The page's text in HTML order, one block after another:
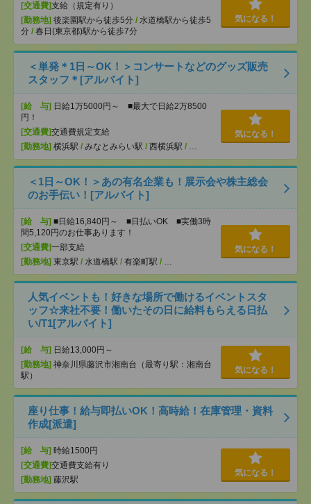
[交通費]支給（規定有り）
[勤務地] 後楽園駅から徒歩5分 / 水道橋駅から徒歩5
分 / 春日(東京都)駅から徒歩7分
気になる！
＜単発＊1日～OK！＞コンサートなどのグッズ販売
スタッフ＊[アルバイト]
[給 与] 日給1万5000円～ ■最大で日給2万8500
円！
[交通費]交通費規定支給
[勤務地] 横浜駅 / みなとみらい駅 / 西横浜駅 / …
気になる！
＜1日～OK！＞あの有名企業も！展示会や株主総会
のお手伝い！[アルバイト]
[給 与] ■日給16,840円～ ■日払いOK ■実働3時
間5,120円のお仕事あります！
[交通費]一部支給
[勤務地] 東京駅 / 水道橋駅 / 有楽町駅 / …
気になる！
人気イベントも！好きな場所で働けるイベントスタ
ッフ☆来社不要！働いたその日に給料もらえる日払
い/T1[アルバイト]
[給 与] 日給13,000円～
[勤務地] 神奈川県藤沢市湘南台（最寄り駅：湘南台
駅）
気になる！
座り仕事！給与即払いOK！高時給！在庫管理・資料
作成[派遣]
[給 与] 時給1500円
[交通費]交通費支給有り
[勤務地] 藤沢駅
気になる！